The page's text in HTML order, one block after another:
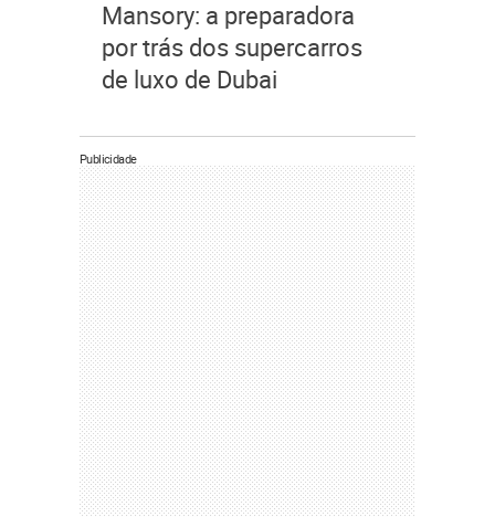
Mansory: a preparadora
por trás dos supercarros
de luxo de Dubai
Publicidade